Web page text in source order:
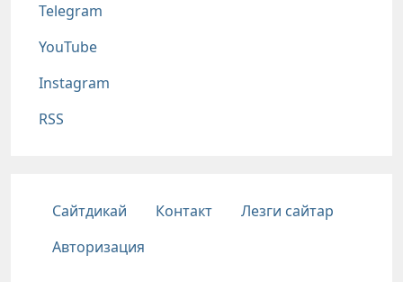
Telegram
YouTube
Instagram
RSS
Подвал
Сайтдикай Контакт
Лезги сайтар
Авторизация